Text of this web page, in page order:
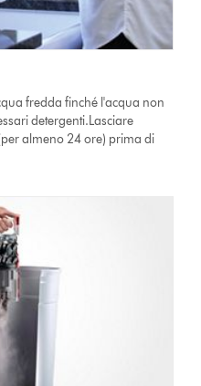
fredda finché l'acqua non
detergenti.Lasciare
almeno 24 ore) prima di